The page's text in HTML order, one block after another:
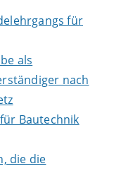
für
als
nach
Bautechnik
die die